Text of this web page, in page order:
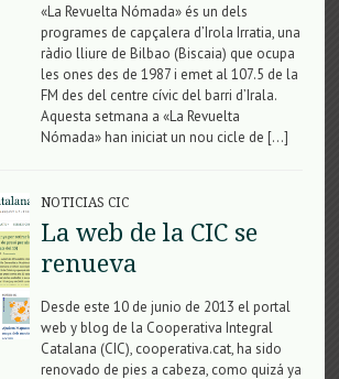
«La Revuelta Nómada» és un dels
programes de capçalera d’Irola Irratia, una
ràdio lliure de Bilbao (Biscaia) que ocupa
les ones des de 1987 i emet al 107.5 de la
FM des del centre cívic del barri d’Irala.
Aquesta setmana a «La Revuelta
Nómada» han iniciat un nou cicle de […]
NOTICIAS CIC
La web de la CIC se
renueva
Desde este 10 de junio de 2013 el portal
web y blog de ​​la Cooperativa Integral
Catalana (CIC), cooperativa.cat, ha sido
renovado de pies a cabeza, como quizá ya